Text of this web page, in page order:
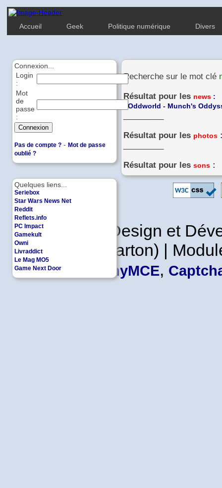
Accueil Geek Politique numérique Divers
Quelques liens...
Seriebox
Star Wars News Net
Reddit
Reflets.info
PC Impact
Gamekult
Owni
Livraddict
Le Mag MO5
Game Next Door
Connexion...
Login
:
Mot
de
passe
:
Pas de compte ? - Mot de passe
oublié ?
Recherche sur le mot clé
Résultat pour les news :
Oddworld - Munch's
Résultat pour les photos
Résultat pour les sons :
Copyleft | Design et
Leader en Carton) |
TinyMCE,